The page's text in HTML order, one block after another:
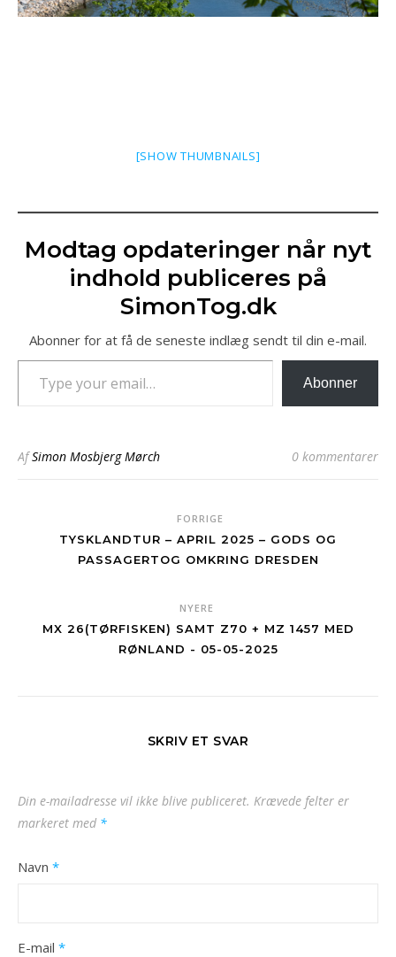
[SHOW THUMBNAILS]
Modtag opdateringer når nyt
indhold publiceres på
SimonTog.dk
Abonner for at få de seneste indlæg sendt til din e-mail.
Type your email…
Abonner
AfSimon Mosbjerg Mørch 0 kommentarer
FORRIGE
TYSKLANDTUR – APRIL 2025 – GODS OG
PASSAGERTOG OMKRING DRESDEN
NYERE
MX 26(TØRFISKEN) SAMT Z70 + MZ 1457 MED
RØNLAND - 05-05-2025
SKRIV ET SVAR
Din e-mailadresse vil ikke blive publiceret. Krævede felter er
markeret med *
Navn *
E-mail *